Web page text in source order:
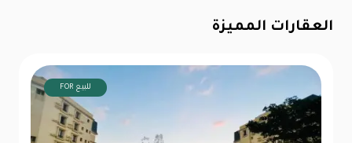
العقارات المميزة
FOR للبيع